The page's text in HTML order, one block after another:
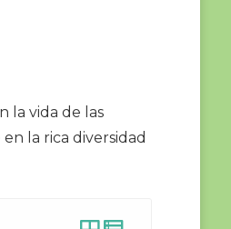
la vida de las
la rica diversidad